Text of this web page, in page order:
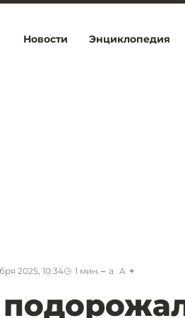
Новости Энциклопедия
2025, 10:34 1 мин. a A